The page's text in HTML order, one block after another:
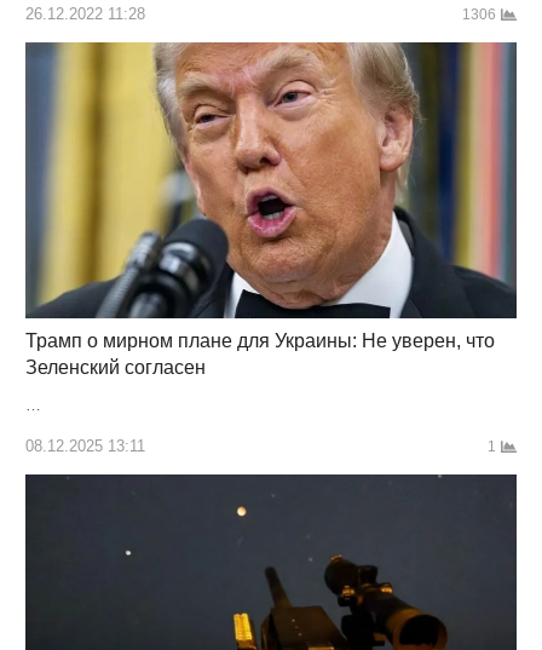
26.12.2022 11:28 1306
Трамп о мирном плане для Украины: Не уверен, что
Зеленский согласен
…
08.12.2025 13:11 1